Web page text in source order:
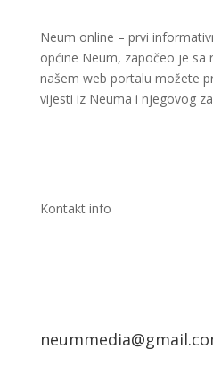
Neum online – prvi
općine Neum, započeo je sa
našem web portalu možete
vijesti iz Neuma i njegovog
Kontakt info